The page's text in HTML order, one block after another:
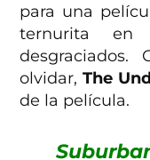
para una
ternurita en
olvidar,The
de la película.